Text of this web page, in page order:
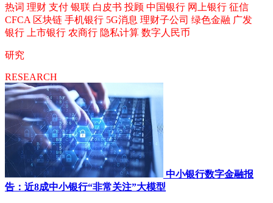
热词 理财 支付 银联 白皮书 投顾 中国银行 网上银行 征信
CFCA 区块链 手机银行 5G消息 理财子公司 绿色金融 广发
银行
上市银行 农商行 隐私计算 数字人民币
研究
RESEARCH
中小银行数字金融报
告：近8成中小银行“非常关注”大模型